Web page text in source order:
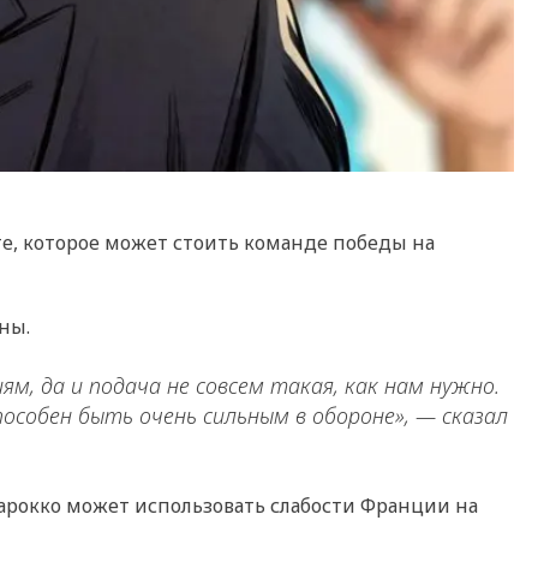
которое может стоить команде победы на
да и подача не совсем такая, как нам нужно.
быть очень сильным в обороне», — сказал
может использовать слабости Франции на